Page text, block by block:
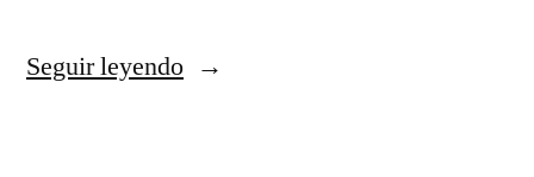
Seguir leyendo«Recuerdos